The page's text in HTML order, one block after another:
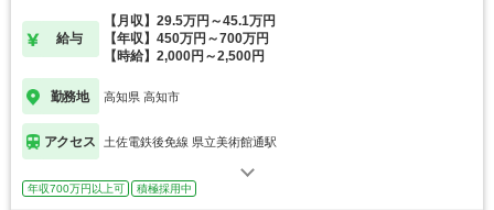
給与
【月収】29.5万円～45.1万円
【年収】450万円～700万円
【時給】2,000円～2,500円
勤務地 高知県 高知市
アクセス 土佐電鉄後免線 県立美術館通駅
年収700万円以上可 積極採用中